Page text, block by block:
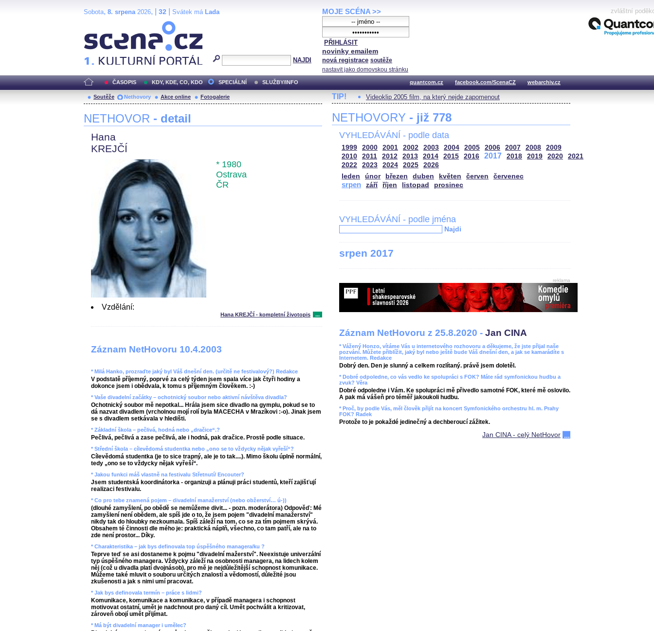
Sobota, 8. srpena2026, | 32 Svátek má Lada
NAJDI
MOJE SCÉNA >>
PŘIHLÁSIT
novinky emailem
nová registrace soutěže
nastavit jako domovskou stránku
zvláštní
ČASOPIS KDY, KDE, CO, KDO SPECIÁLNÍ SLUŽBY/INFO quantcom.cz facebook.com/ScenaCZ webarchiv.cz
Soutěže Nethovory Akce online Fotogalerie
NETHOVOR - detail
Hana
KREJČÍ
* 1980
Ostrava
ČR
Vzdělání:
Hana KREJČÍ - kompletní životopis ...
Záznam NetHovoru 10.4.2003
* Milá Hanko, prozraďte jaký byl Váš dnešní den. (určitě ne festivalový?) Redakce
V podstatě příjemný, poprvé za celý týden jsem spala více jak čtyři hodiny a
dokonce jsem i obědvala, k tomu s příjemným člověkem. :-)
* Vaše divadelní začátky – ochotnický soubor nebo aktivní návštěva divadla?
Ochotnický soubor mě nepotkal... Hrála jsem sice divadlo na gymplu, pokud se to
dá nazvat divadlem (vrcholnou mojí rolí byla MACECHA v Mrazíkovi :-o). Jinak jsem
se s divadlem setkávala v hledišti.
* Základní škola – pečlivá, hodná nebo „dračice“.?
Pečlivá, pečlivá a zase pečlivá, ale i hodná, pak dračice. Prostě podle situace.
* Střední škola – cílevědomá studentka nebo „ono se to vždycky nějak vyřeší“?
Cílevědomá studentka (je to sice trapný, ale je to tak....). Mimo školu úplně normální,
tedy „ono se to vždycky nějak vyřeší“.
* Jakou funkci máš vlastně na festivalu Střetnutí/ Encouter?
Jsem studentská koordinátorka - organizuji a plánuji práci studentů, kteří zajišťují
realizaci festivalu.
* Co pro tebe znamená pojem – divadelní manažerství (nebo obžerství… ú-))
(dlouhé zamyšlení, po obědě se nemůžeme divit... - pozn. moderátora) Odpověď: Mé
zamyšlení není obědem, ale spíš jde o to, že jsem pojem "divadelní manažerství"
nikdy tak do hloubky nezkoumala. Spíš záleží na tom, co se za tím pojmem skrývá.
Obsahem té činnosti dle mého je: praktická náplň, všechno, co tam patří, ale na to
zde není prostor... Díky.
* Charakteristika – jak bys definovala top úspěšného managera/ku ?
Teprve teď se asi dostaneme k pojmu "divadelní mažerství". Neexistuje univerzální
typ úspěšného managera. Vždycky záleží na osobnosti managera, na lidech kolem
něj (což u divadla platí dvojnásob), pro mě je nejdůležitější schopnost komunikace.
Můžeme také mluvit o souboru určitých znalostí a vědomostí, důležité jsou
zkušenosti a jak s nimi umí pracovat.
* Jak bys definovala termín – práce s lidmi?
Komunikace, komunikace a komunikace, v případě managera i schopnost
motivovat ostatní, umět je nadchnout pro daný cíl. Umět pochválit a kritizovat,
zároveň obojí umět přijímat.
* Má být divadelní manager i umělec?
TIP! Videoklip 2005 film, na který nejde zapomenout
NETHOVORY - již 778
VYHLEDÁVÁNÍ - podle data
1999 2000 2001 2002 2003 2004 2005 2006 2007 2008
2009
2010
2011 2012 2013 2014 2015 2016 2017 2018 2019 2020
2021
2022
2023 2024 2025
2026
leden
únor březen duben květen červen červenec
srpen září říjen listopad prosinec
VYHLEDÁVÁNÍ - podle jména
Najdi
srpen 2017
reklama
Záznam NetHovoru z 25.8.2020 - Jan CINA
* Vážený Honzo, vítáme Vás u internetového rozhovoru a děkujeme, že jste přijal naše
pozvání. Můžete přiblížit, jaký byl nebo ještě bude Váš dnešní den, a jak se kamarádíte s
Internetem. Redakce
Dobrý den. Den je slunný a celkem rozlítaný. právě jsem doletěl.
* Dobré odpoledne, co vás vedlo ke spolupráci s FOK? Máte rád symfonickou hudbu a
zvuk? Věra
Dobré odpoledne i Vám. Ke spolupráci mě přivedlo samotné FOK, které mě oslovilo.
A pak má vášeň pro téměř jakoukoli hudbu.
* Proč, by podle Vás, měl člověk přijít na koncert Symfonického orchestru hl. m. Prahy
FOK? Radek
Protože to je pokaždé jedinečný a dechberoucí zážitek.
Jan CINA - celý NetHovor